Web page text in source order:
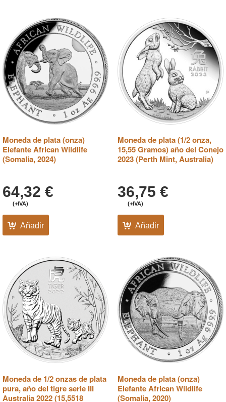
Moneda de plata (onza)
Elefante African Wildlife
(Somalia, 2024)
64,32 €
(+IVA)
Añadir
Moneda de plata (1/2 onza,
15,55 Gramos) año del Conejo
2023 (Perth Mint, Australia)
36,75 €
(+IVA)
Añadir
Moneda de 1/2 onzas de plata
pura, año del tigre serie III
Australia 2022 (15,5518
Moneda de plata (onza)
Elefante African Wildlife
(Somalia, 2020)